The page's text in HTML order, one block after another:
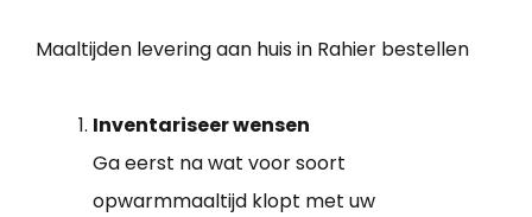
Maaltijden levering aan huis in Rahier bestellen
Inventariseer wensen
Ga eerst na wat voor soort
opwarmmaaltijd klopt met uw